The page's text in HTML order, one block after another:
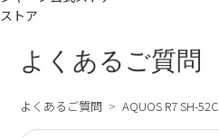
ストア
よくあるご質問
よくあるご質問 AQUOS R7 SH-52C